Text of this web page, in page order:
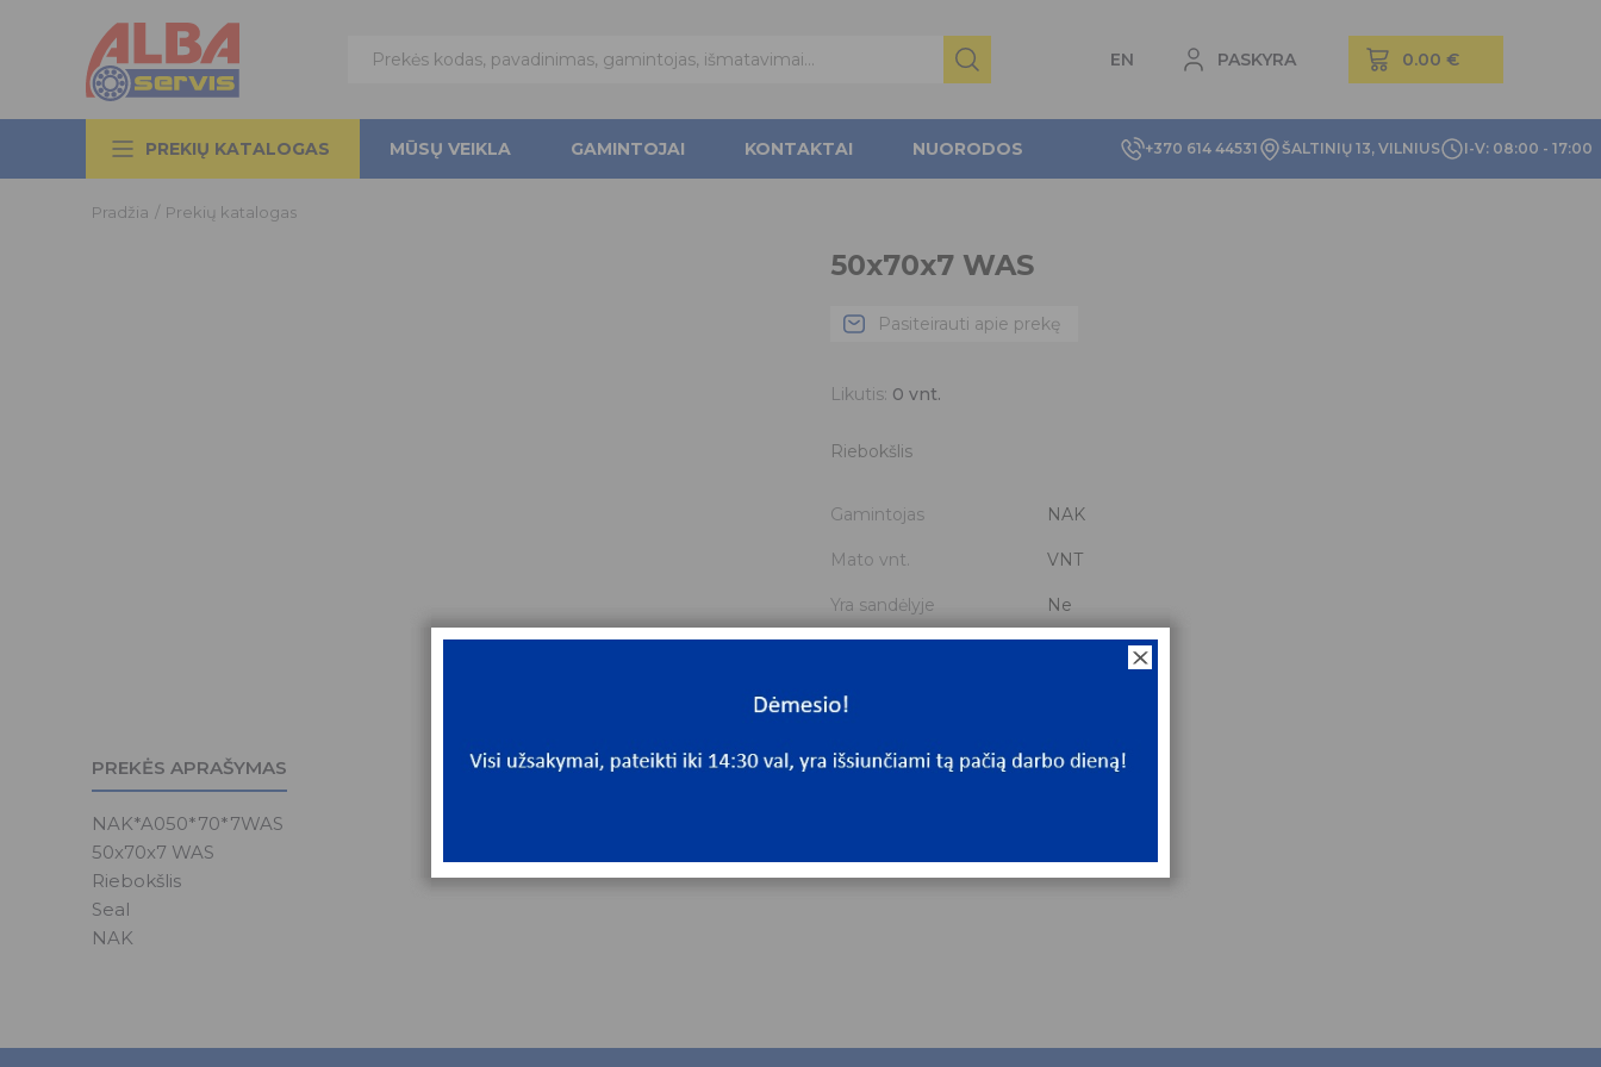
EN PASKYRA
+370 614 44531 ŠALTINIŲ 13, VILNIUS I-V: 08:00 - 17:00
PREKIŲ KATALOGAS MŪSŲ VEIKLA GAMINTOJAI KONTAKTAI NUORODOS
Pradžia / Prekių katalogas
50x70x7 WAS
Pasiteirauti apie prekę
Likutis: 0 vnt.
Riebokšlis
Gamintojas NAK
Mato vnt. VNT
Yra sandėlyje Ne
PREKĖS APRAŠYMAS
NAK*A050*70*7WAS
50x70x7 WAS
Riebokšlis
Seal
NAK